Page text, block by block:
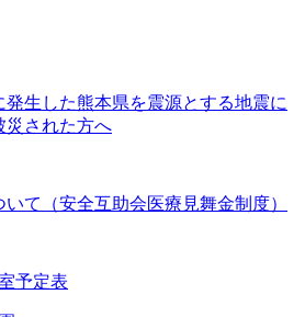
発生した熊本県を震源とする地震に
災された方へ
て（安全互助会医療見舞金制度）
予定表